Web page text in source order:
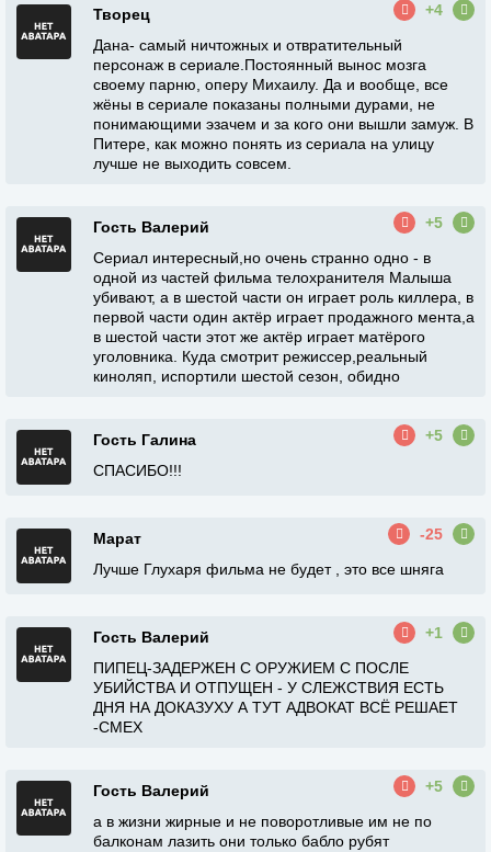
Творец
+4
Дана- самый ничтожных и отвратительный
персонаж в сериале.Постоянный вынос мозга
своему парню, оперу Михаилу. Да и вообще, все
жёны в сериале показаны полными дурами, не
понимающими эзачем и за кого они вышли замуж. В
Питере, как можно понять из сериала на улицу
лучше не выходить совсем.
Гость Валерий
+5
Сериал интересный,но очень странно одно - в
одной из частей фильма телохранителя Малыша
убивают, а в шестой части он играет роль киллера, в
первой части один актёр играет продажного мента,а
в шестой части этот же актёр играет матёрого
уголовника. Куда смотрит режиссер,реальный
киноляп, испортили шестой сезон, обидно
Гость Галина
+5
СПАСИБО!!!
Марат
-25
Лучше Глухаря фильма не будет , это все шняга
Гость Валерий
+1
ПИПЕЦ-ЗАДЕРЖЕН С ОРУЖИЕМ С ПОСЛЕ
УБИЙСТВА И ОТПУЩЕН - У СЛЕЖСТВИЯ ЕСТЬ
ДНЯ НА ДОКАЗУХУ А ТУТ АДВОКАТ ВСЁ РЕШАЕТ
-СМЕХ
Гость Валерий
+5
а в жизни жирные и не поворотливые им не по
балконам лазить они только бабло рубят